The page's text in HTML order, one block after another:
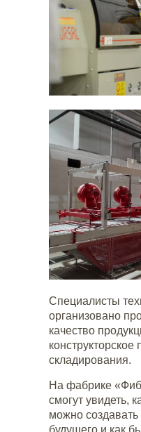
Специалисты
организовано
качество
складирования.
На фабрике
смогут увидеть,
можно создавать